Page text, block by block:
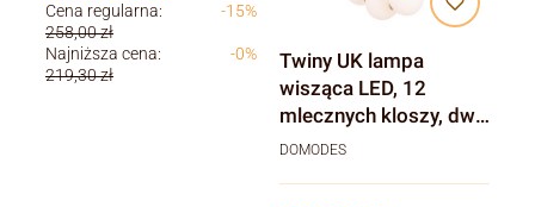
Cena regularna:
258,00 zł
-15%
Najniższa cena:
219,30 zł
-0%
Twiny UK lampa
wisząca LED, 12
mlecznych kloszy, dwa
zawieszenia, 3000K
DOMODES